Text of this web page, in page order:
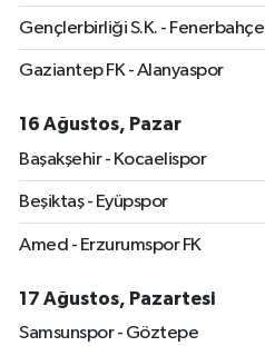
Gençlerbirliği S.K. - Fenerbahçe
Gaziantep FK - Alanyaspor
16 Ağustos, Pazar
Başakşehir - Kocaelispor
Beşiktaş - Eyüpspor
Amed - Erzurumspor FK
17 Ağustos, Pazartesi
Samsunspor - Göztepe